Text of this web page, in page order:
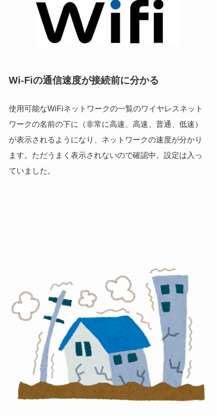
Wi-Fiの通信速度が接続前に分かる
使用可能なWiFiネットワークの一覧のワイヤレスネット
ワークの名前の下に（非常に高速、高速、普通、低速）
が表示されるようになり、ネットワークの速度が分かり
ます。ただうまく表示されないので確認中。設定は入っ
ていました。